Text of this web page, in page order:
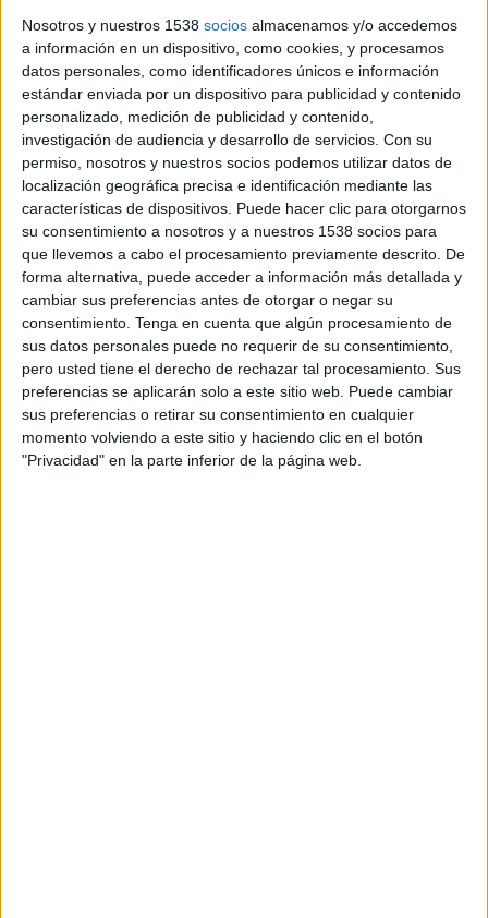
Nosotros y nuestros 1538 socios almacenamos y/o accedemos
a información en un dispositivo, como cookies, y procesamos
datos personales, como identificadores únicos e información
estándar enviada por un dispositivo para publicidad y contenido
personalizado, medición de publicidad y contenido,
investigación de audiencia y desarrollo de servicios. Con su
permiso, nosotros y nuestros socios podemos utilizar datos de
localización geográfica precisa e identificación mediante las
características de dispositivos. Puede hacer clic para otorgarnos
su consentimiento a nosotros y a nuestros 1538 socios para
que llevemos a cabo el procesamiento previamente descrito. De
forma alternativa, puede acceder a información más detallada y
cambiar sus preferencias antes de otorgar o negar su
consentimiento. Tenga en cuenta que algún procesamiento de
sus datos personales puede no requerir de su consentimiento,
pero usted tiene el derecho de rechazar tal procesamiento. Sus
preferencias se aplicarán solo a este sitio web. Puede cambiar
sus preferencias o retirar su consentimiento en cualquier
momento volviendo a este sitio y haciendo clic en el botón
"Privacidad" en la parte inferior de la página web.
administracions, una pel masculí i una altra pel
femení, sigui l’obstacle real de la fusió. El fet de
parlar d’unió en comptes de fusió potser va per
aquí i perquè no queda gaire bé expressar-ho
en públic.
Si fa un parell de temporades es va tancar
l’acord per integrar la base de l’Uni al Bàsquet
Girona, segons ens van explicar, posant-hi al
capdavant la Laia Palau i enguany, el primer
equip femení s’incorpora al Basquet Girona
SAE, és a dir a l’estructura professional del club
de Marc Gasol, què en queda de l’Uni? Gasol sí
que va explicar que unificarien el disseny de la
roba, refarien l’escut del Bàsquet Girona, que